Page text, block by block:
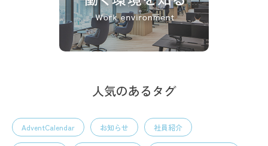
人気のあるタグ
AdventCalendar お知らせ 社員紹介